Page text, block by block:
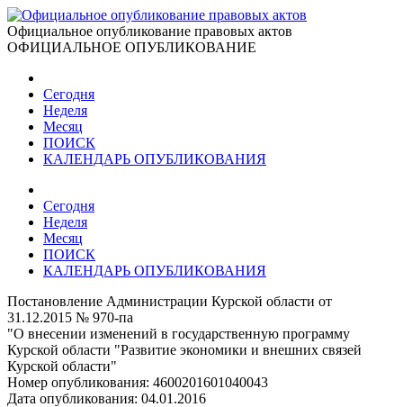
Официальное опубликование правовых актов
ОФИЦИАЛЬНОЕ ОПУБЛИКОВАНИЕ
Сегодня
Неделя
Месяц
ПОИСК
КАЛЕНДАРЬ ОПУБЛИКОВАНИЯ
Сегодня
Неделя
Месяц
ПОИСК
КАЛЕНДАРЬ ОПУБЛИКОВАНИЯ
Постановление Администрации Курской области от
31.12.2015 № 970-па
"О внесении изменений в государственную программу
Курской области "Развитие экономики и внешних связей
Курской области"
Номер опубликования: 4600201601040043
Дата опубликования: 04.01.2016